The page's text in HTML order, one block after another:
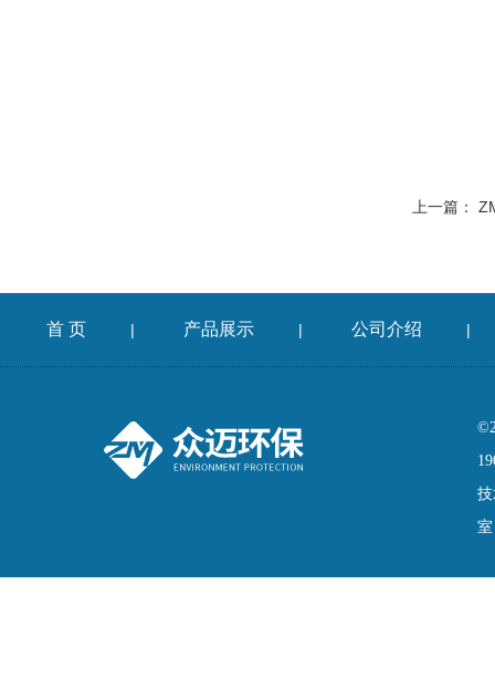
上一篇：
首 页 | 产品展示 | 公司介绍 |